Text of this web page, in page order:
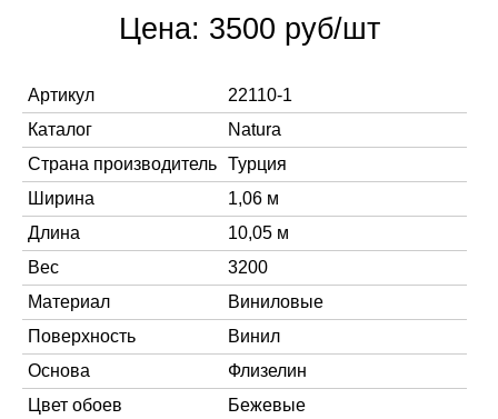
Цена: 3500 руб/шт
Артикул
22110-1
Каталог
Natura
Страна производитель Турция
Ширина
1,06 м
Длина
10,05 м
Вес
3200
Материал
Виниловые
Поверхность
Винил
Основа
Флизелин
Цвет обоев
Бежевые